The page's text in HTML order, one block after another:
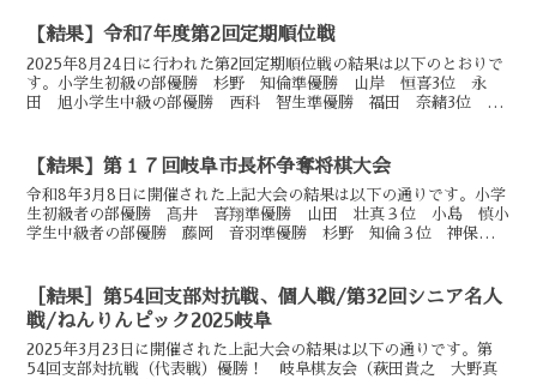
【結果】令和7年度第2回定期順位戦
2025年8月24日に行われた第2回定期順位戦の結果は以下のとおりで
す。小学生初級の部優勝 杉野 知倫準優勝 山岸 恒喜3位 永
田 旭小学生中級の部優勝 西科 智生準優勝 福田 奈緒3位 不
【結果】第１７回岐阜市長杯争奪将棋大会
令和8年3月8日に開催された上記大会の結果は以下の通りです。小学
生初級者の部優勝 髙井 喜翔準優勝 山田 壮真３位 小島 慎小
学生中級者の部優勝 藤岡 音羽準優勝 杉野 知倫３位 神保 吉
［結果］第54回支部対抗戦、個人戦/第32回シニア名人
戦/ねんりんピック2025岐阜
2025年3月23日に開催された上記大会の結果は以下の通りです。第
54回支部対抗戦（代表戦）優勝！ 岐阜棋友会（萩田貴之 大野真